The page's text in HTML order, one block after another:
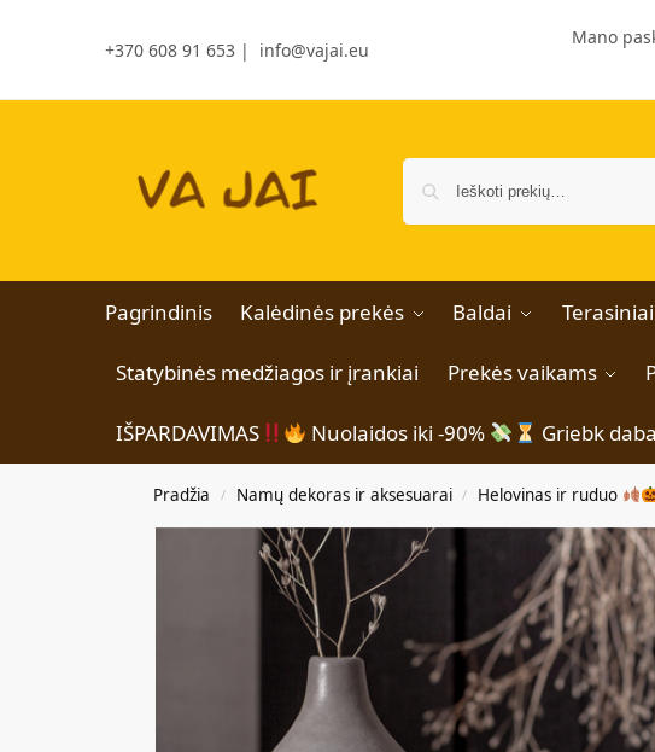
+370 608 91 653 | info@vajai.eu
Mano
Pagrindinis Kalėdinės prekės Baldai
Statybinės medžiagos ir įrankiai Prekės vaikams
IŠPARDAVIMAS Nuolaidos iki -90% Griebk
Pradžia / Namų dekoras ir aksesuarai / Helovinas ir ruduo